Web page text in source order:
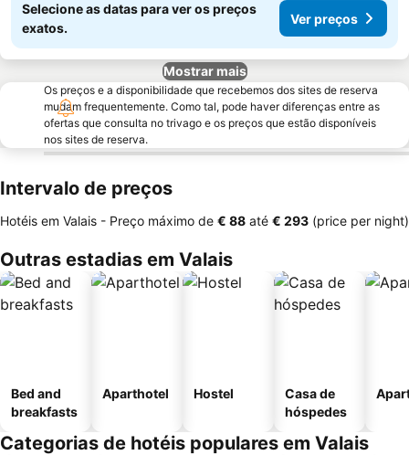
Selecione as datas para ver os preços
exatos.
Ver preços
Mostrar mais
Os preços e a disponibilidade que recebemos dos sites de reserva
mudam frequentemente. Como tal, pode haver diferenças entre as
ofertas que consulta no trivago e os preços que estão disponíveis
nos sites de reserva.
Intervalo de preços
Hotéis em Valais - Preço máximo de ‎€ 88 até ‎€ 293 (price per night)
Outras estadias em Valais
Bed and
breakfasts
Aparthotel Hostel
Casa de
hóspedes
Categorias de hotéis populares em Valais